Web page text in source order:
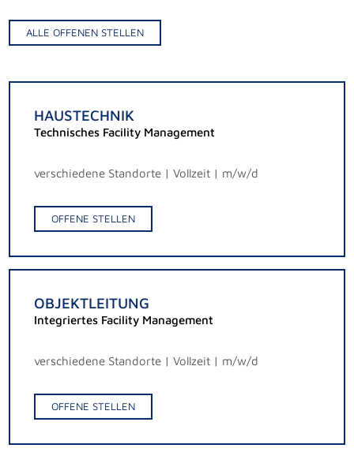
ALLE OFFENEN STELLEN
HAUSTECHNIK
Technisches Facility Management
verschiedene Standorte | Vollzeit | m/w/d
OFFENE STELLEN
OBJEKTLEITUNG
Integriertes Facility Management
verschiedene Standorte | Vollzeit | m/w/d
OFFENE STELLEN